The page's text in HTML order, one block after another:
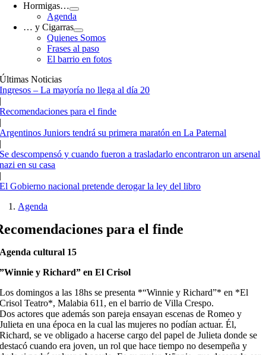
Hormigas…
Agenda
… y Cigarras
Quienes Somos
Frases al paso
El barrio en fotos
Últimas Noticias
Ingresos – La mayoría no llega al día 20
|
Recomendaciones para el finde
|
Argentinos Juniors tendrá su primera maratón en La Paternal
|
Se descompensó y cuando fueron a trasladarlo encontraron un arsenal
nazi en su casa
|
El Gobierno nacional pretende derogar la ley del libro
Agenda
para el finde
Agenda cultural 15
”Winnie y Richard” en El Crisol
Los domingos a las 18hs se presenta *“Winnie y Richard”* en *El
Crisol Teatro*, Malabia 611, en el barrio de Villa Crespo.
Dos actores que además son pareja ensayan escenas de Romeo y
Julieta en una época en la cual las mujeres no podían actuar. Él,
Richard, se ve obligado a hacerse cargo del papel de Julieta donde se
destacó cuando era joven, un rol que hace tiempo no desempeña y